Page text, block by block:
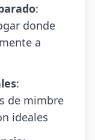
:
donde
a
:
de mimbre
ideales